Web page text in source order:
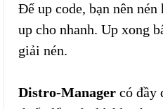
Để up code, bạn nên
up cho nhanh. Up xong
giải nén.
Distro-Manager có đầy